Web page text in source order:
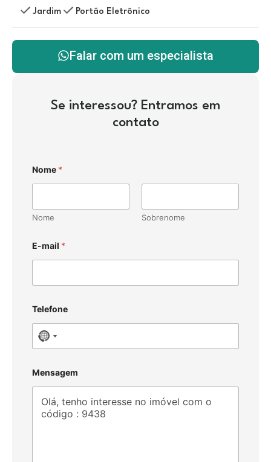
Jardim
Portão Eletrônico
Falar com um especialista
Se interessou? Entramos em
contato
Nome *
Nome Sobrenome
E-mail *
Telefone
N
o
c
u
n
Mensagem